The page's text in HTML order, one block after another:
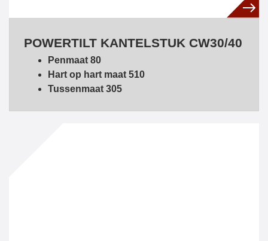
POWERTILT KANTELSTUK CW30/40
Penmaat 80
Hart op hart maat 510
Tussenmaat 305